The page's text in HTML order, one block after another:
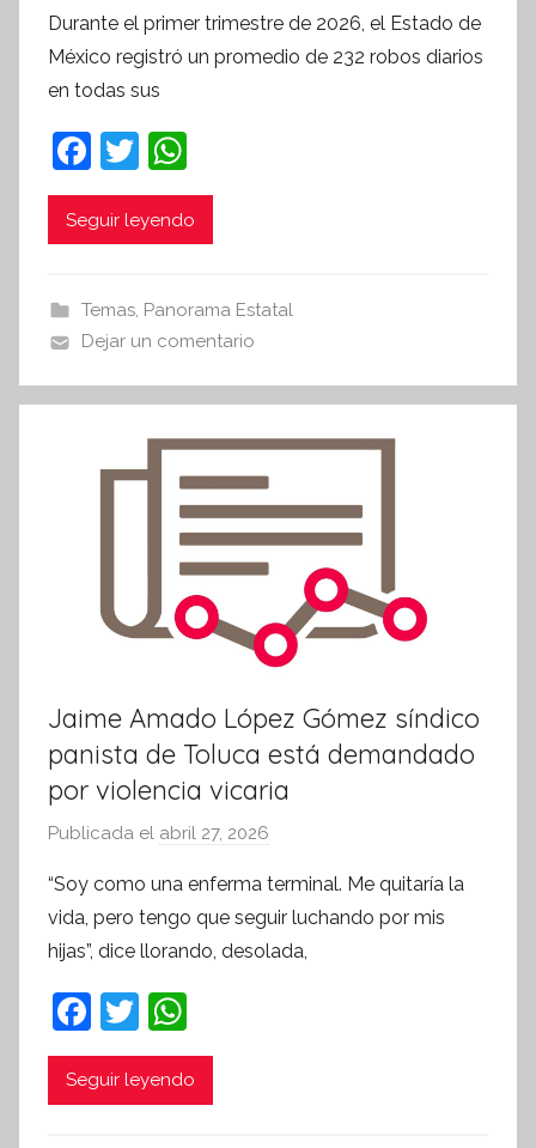
r
S
I
o
r
a
t
a
Durante el primer trimestre de 2026, el Estado de
México registró un promedio de 232 robos diarios
en todas sus
F
a
c
b
o
o
k
T
w
itt
h
at
A
p
p
Seguir leyendo
Temas, Panorama Estatal
Dejar un comentario
Jaime Amado López Gómez síndico
panista de Toluca está demandado
por violencia vicaria
Publicada el abril 27, 2026
r
S
í
“Soy como una enferma terminal. Me quitaría la
vida, pero tengo que seguir luchando por mis
hijas”, dice llorando, desolada,
F
a
c
T
w
itt
h
at
Seguir leyendo